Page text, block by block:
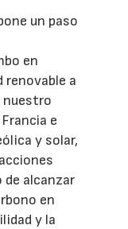
un paso
en
renovable a
nuestro
e
y solar,
alcanzar
en
y la